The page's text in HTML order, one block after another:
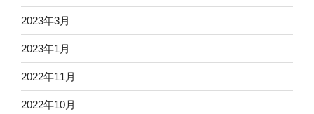
2023年3月
2023年1月
2022年11月
2022年10月